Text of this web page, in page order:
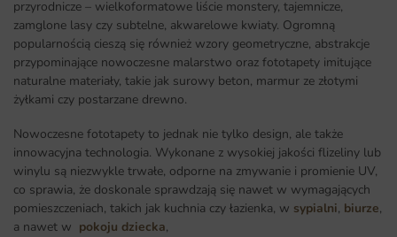
przyrodnicze – wielkoformatowe liście monstery, tajemnicze,
zamglone lasy czy subtelne, akwarelowe kwiaty. Ogromną
popularnością cieszą się również wzory geometryczne, abstrakcje
przypominające nowoczesne malarstwo oraz fototapety imitujące
naturalne materiały, takie jak surowy beton, marmur ze złotymi
żyłkami czy postarzane drewno.
Nowoczesne fototapety to jednak nie tylko design, ale także
innowacyjna technologia. Wykonane z wysokiej jakości flizeliny lub
winylu są niezwykle trwałe, odporne na zmywanie i promienie UV,
co sprawia, że doskonale sprawdzają się nawet w wymagających
pomieszczeniach, takich jak kuchnia czy łazienka, w sypialni, biurze,
a nawet w pokoju dziecka,